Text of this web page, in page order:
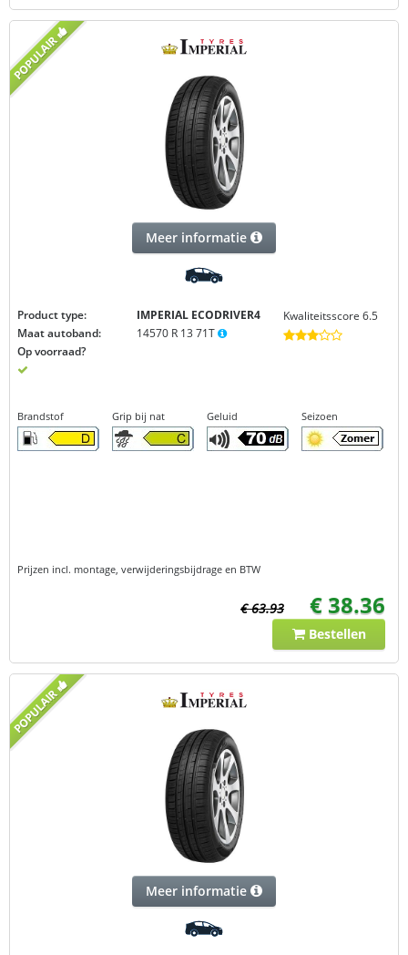
Meer informatie
Product type:
IMPERIAL ECODRIVER4
Maat autoband:
14570 R 13 71T
Op voorraad?
Kwaliteitsscore 6.5
Brandstof Grip bij nat Geluid Seizoen
Prijzen incl. montage, verwijderingsbijdrage en BTW
€ 63.93 € 38.36
Bestellen
Meer informatie